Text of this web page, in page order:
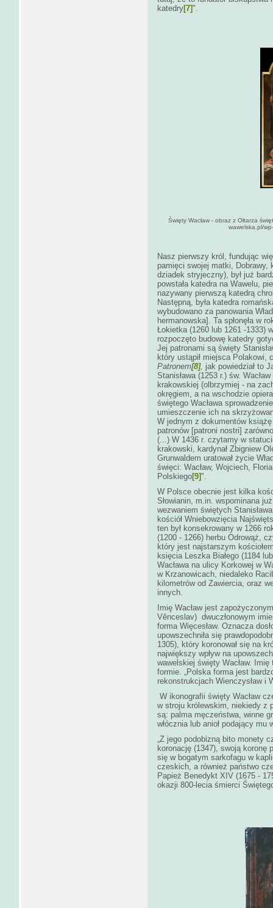
katedry[7]".
Święty Wacław - obraz z Ołtarza
wawelska.pl/
Nasz pierwszy król, fundując
pamięci swojej matki, Dobrawy,
dziadek stryjeczny), był już
powstała katedra na Wawelu,
nazywany pierwszą katedrą
Następną, była katedra
wybudowano za panowania
hermanowska]. Ta spłonęła w
Łokietka (1260 lub 1261 -1333)
rozpoczęto budowę katedry
Jej patronami są święty
który ustąpił miejsca Polakowi,
Patronem[8], jak powiedział to
Stanisława (1253 r.) św.
krakowskiej (olbrzymiej - na
okręgiem, a na wschodzie
świętego Wacława
umieszczenie ich na
W jednym z dokumentów
patronów [patroni nostri]
(...) W 1436 r. czytamy w
krakowski, kardynał Zbigniew
Grunwaldem uratował życie
święci: Wacław, Wojciech,
Polskiego[9]".
W Polsce obecnie jest kilka
Słowianin, m.in. wspominana
wezwaniem świętych
kościół Wniebowzięcia
ten był konsekrowany w 1266
(1200 - 1266) herbu Odrowąż,
który jest najstarszym
księcia Leszka Białego (1184
Wacława na ulicy Korkowej w
w Krzanowicach, niedaleko
kilometrów od Zawiercia, oraz
innych.
Imię Wacław jest
Věnceslav) dwuczłonowym
forma Więcesław. Oznacza
upowszechniła się
1305), który koronował się na
największy wpływ na
wawelskiej święty Wacław.
formie. „Polska forma jest
rekonstrukcjach Wienczysław i
W ikonografii święty Wacław
w stroju królewskim, niekiedy z
są: palma męczeństwa, winne
włócznia lub anioł podający mu
„Z jego podobizną bito monety
koronację (1347), swoją koronę
się w bogatym sarkofagu w
czeskich, a również państwo
Papież Benedykt XIV (1675 -
okazji 800-lecia śmierci